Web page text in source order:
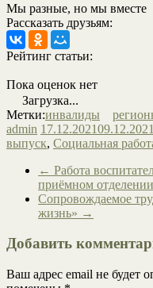
Мы разные, но мы вместе
Рассказать друзьям:
Рейтинг статьи:
Пока оценок нет
Загрузка...
Метки:инвалиды
admin 17.12.202109.12.2021
выпуск, Социальная
← Работа
приёмном
Сопровождаемое
жизнь» →
Добавить
Ваш адрес email не будет